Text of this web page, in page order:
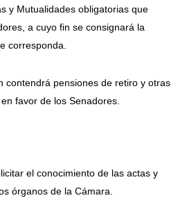
y Mutualidades obligatorias que
a cuyo fin se consignará la
corresponda.
contendrá pensiones de retiro y otras
favor de los Senadores.
el conocimiento de las actas y
órganos de la Cámara.